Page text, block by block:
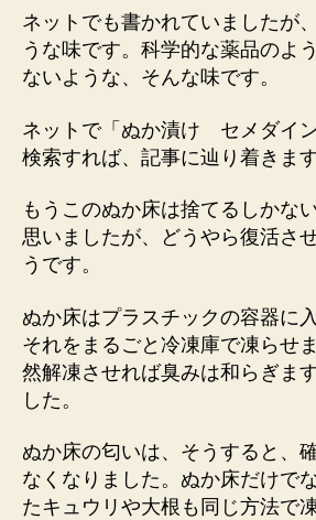
ネットでも書かれていましたが
うな味です。科学的な薬品のよ
ないような、そんな味です。
ネットで「ぬか漬け セメダイ
検索すれば、記事に辿り着きます
もうこのぬか床は捨てるしかな
思いましたが、どうやら復活さ
うです。
ぬか床はプラスチックの容器に
それをまるごと冷凍庫で凍らせ
然解凍させれば臭みは和らぎま
した。
ぬか床の匂いは、そうすると、
なくなりました。ぬか床だけで
たキュウリや大根も同じ方法で